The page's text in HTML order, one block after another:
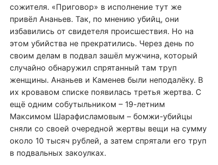
сожителя. «Приговор» в исполнение тут же
привёл Ананьев. Так, по мнению убийц, они
избавились от свидетеля происшествия. Но на
этом убийства не прекратились. Через день по
своим делам в подвал зашёл мужчина, который
случайно обнаружил спрятанный там труп
женщины. Ананьев и Каменев были неподалёку. В
их кровавом списке появилась третья жертва. С
ещё одним собутыльником – 19-летним
Максимом Шарафисламовым – бомжи-убийцы
сняли со своей очередной жертвы вещи на сумму
около 10 тысяч рублей, а затем спрятали его труп
в подвальных закоулках.